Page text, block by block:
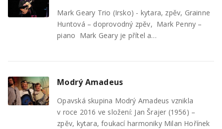
Mark Geary Trio (Irsko) - kytara, zpěv, Grainne
Huntová – doprovodný zpěv, Mark Penny –
piano Mark Geary je přítel a…
Modrý Amadeus
Opavská skupina Modrý Amadeus vznikla
v roce 2016 ve složení: Jan Šrajer (1956) –
zpěv, kytara, foukací harmoniky Milan Hořínek